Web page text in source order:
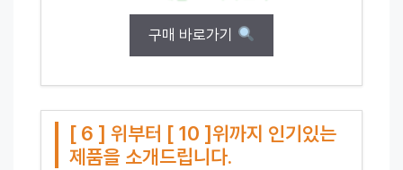
구매 바로가기
[ 6 ] 위부터 [ 10 ]위까지 인기있는
제품을 소개드립니다.